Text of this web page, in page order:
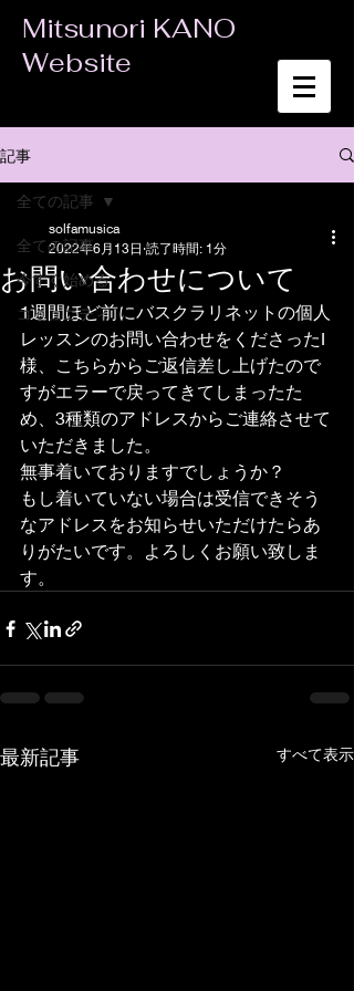
Mitsunori KANO
Website
記事
全ての記事
今すぐ始める
コミュニティ
全ての記事
お問い合わせについて
solfamusica
2022年6月13日 読了時間: 1分
1週間ほど前にバスクラリネットの個人
レッスンのお問い合わせをくださったI
様、こちらからご返信差し上げたので
すがエラーで戻ってきてしまったた
め、3種類のアドレスからご連絡させて
いただきました。
無事着いておりますでしょうか？
もし着いていない場合は受信できそう
なアドレスをお知らせいただけたらあ
りがたいです。よろしくお願い致しま
す。
最新記事 すべて表示